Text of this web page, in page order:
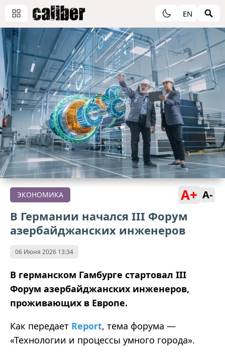
EN
ЭКОНОМИКА A+ A-
В Германии начался III Форум
азербайджанских инженеров
06 Июня 2026 13:34
В германском Гамбурге стартовал III
Форум азербайджанских инженеров,
проживающих в Европе.
Как передает Report, тема форума —
«Технологии и процессы умного города».